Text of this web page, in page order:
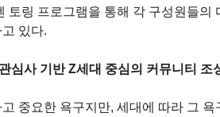
토링 프로그램을 통해 각 구성원들의
있다.
심사 기반 Z세대 중심의 커뮤니티 조
중요한 욕구지만, 세대에 따라 그